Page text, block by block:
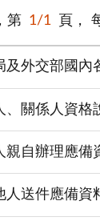
第 1/1 頁，
及外交部國內
、關係人資格
親自辦理應備
人送件應備資